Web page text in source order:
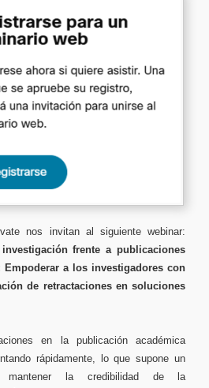
nos invitan al siguiente webinar:
frente a publicaciones
Empoderar a los investigadores con
de retractaciones en soluciones
en la publicación académica
rápidamente, lo que supone un
mantener la credibilidad de la